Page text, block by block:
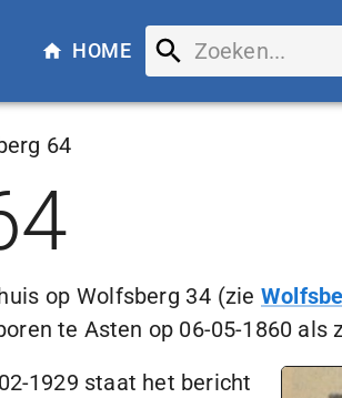
HOME
64
op Wolfsberg 34 (zie
te Asten op 06-05-1860 als
1929 staat het bericht